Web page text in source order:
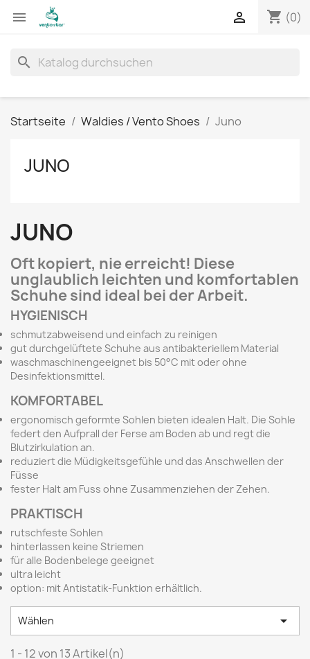
 shopping_cart (0)

search
Startseite Waldies / Vento Shoes Juno
JUNO
JUNO
Oft kopiert, nie erreicht! Diese
unglaublich leichten und komfortablen
Schuhe sind ideal bei der Arbeit.
HYGIENISCH
schmutzabweisend und einfach zu reinigen
gut durchgelüftete Schuhe aus antibakteriellem Material
waschmaschinengeeignet bis 50°C mit oder ohne
Desinfektionsmittel.
KOMFORTABEL
ergonomisch geformte Sohlen bieten idealen Halt. Die Sohle
federt den Aufprall der Ferse am Boden ab und regt die
Blutzirkulation an.
reduziert die Müdigkeitsgefühle und das Anschwellen der
Füsse
fester Halt am Fuss ohne Zusammenziehen der Zehen.
PRAKTISCH
rutschfeste Sohlen
hinterlassen keine Striemen
für alle Bodenbelege geeignet
ultra leicht
option: mit Antistatik-Funktion erhältlich.
Wählen 
1 - 12 von 13 Artikel(n)